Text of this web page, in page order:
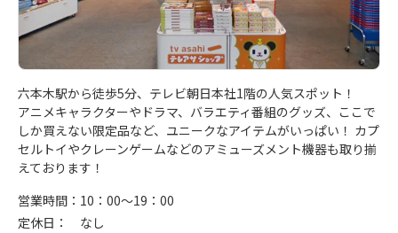
六本木駅から徒歩5分、テレビ朝日本社1階の人気スポット！
アニメキャラクターやドラマ、バラエティ番組のグッズ、ここで
しか買えない限定品など、ユニークなアイテムがいっぱい！ カプ
セルトイやクレーンゲームなどのアミューズメント機器も取り揃
えております！
営業時間
10：00～19：00
定休日
なし